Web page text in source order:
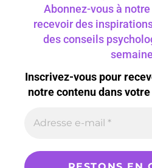
Abonnez-vous à
recevoir des
des conseils
Inscrivez-vous pour
notre contenu dans